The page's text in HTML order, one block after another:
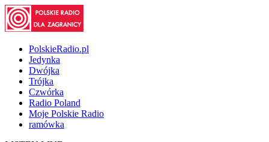
PolskieRadio.pl
Jedynka
Dwójka
Trójka
Czwórka
Radio Poland
Moje Polskie Radio
ramówka